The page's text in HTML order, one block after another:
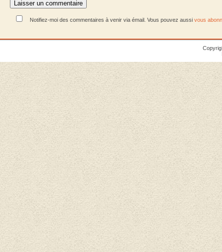
Notifiez-moi des commentaires à venir via émail. Vous pouvez aussi vous